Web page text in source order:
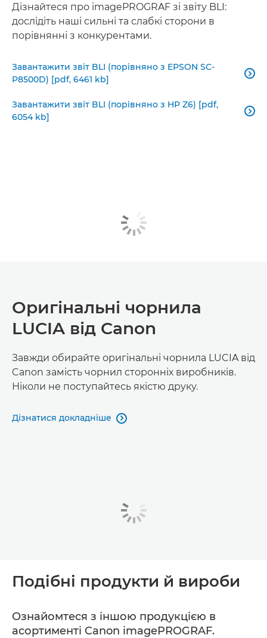
Дізнайтеся про imagePROGRAF зі звіту BLI:
дослідіть наші сильні та слабкі сторони в
порівнянні з конкурентами.
Завантажити звіт BLI (порівняно з EPSON SC-
P8500D) [pdf, 6461 kb]

Завантажити звіт BLI (порівняно з HP Z6) [pdf,
6054 kb]

Оригінальні чорнила
LUCIA від Canon
Завжди обирайте оригінальні чорнила LUCIA від
Canon замість чорнил сторонніх виробників.
Ніколи не поступайтесь якістю друку.
Дізнатися докладніше 
Подібні продукти й вироби
Ознайомтеся з іншою продукцією в
асортименті Canon imagePROGRAF.